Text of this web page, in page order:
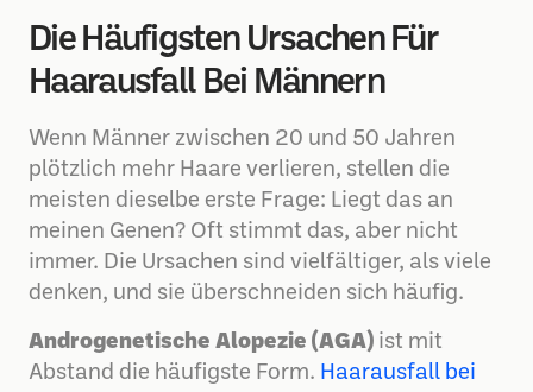
Die Häufigsten Ursachen Für
Haarausfall Bei Männern
Wenn Männer zwischen 20 und 50 Jahren
plötzlich mehr Haare verlieren, stellen die
meisten dieselbe erste Frage: Liegt das an
meinen Genen? Oft stimmt das, aber nicht
immer. Die Ursachen sind vielfältiger, als viele
denken, und sie überschneiden sich häufig.
Androgenetische Alopezie (AGA) ist mit
Abstand die häufigste Form. Haarausfall bei